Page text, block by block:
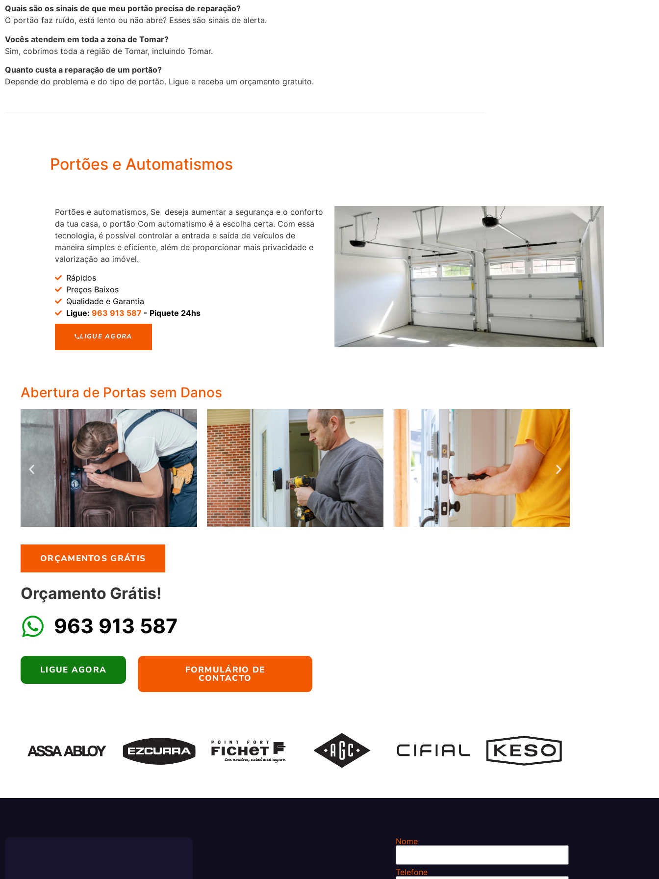
Quais são os sinais de que meu portão precisa de reparação?
O portão faz ruído, está lento ou não abre? Esses são sinais de alerta.
Vocês atendem em toda a zona de Tomar?
Sim, cobrimos toda a região de Tomar, incluindo Tomar.
Quanto custa a reparação de um portão?
Depende do problema e do tipo de portão. Ligue e receba um orçamento gratuito.
Portões e Automatismos
Portões e automatismos, Se deseja aumentar a segurança e o conforto
da tua casa, o portão Com automatismo é a escolha certa. Com essa
tecnologia, é possível controlar a entrada e saída de veículos de
maneira simples e eficiente, além de proporcionar mais privacidade e
valorização ao imóvel.
Rápidos
Preços Baixos
Qualidade e Garantia
Ligue: 963 913 587 - Piquete 24hs
LIGUE AGORA
Abertura de Portas sem Danos
ORÇAMENTOS GRÁTIS
Orçamento Grátis!
963 913 587
LIGUE AGORA FORMULÁRIO DE
CONTACTO
Nome
Telefone